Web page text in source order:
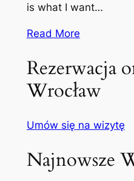
is what I want…
Read More
Rezerwacja
Wrocław
Umów się na wizytę
Najnowsze